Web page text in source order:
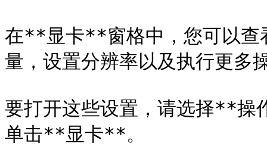
在**显卡**窗格中，您可以查
量，设置分辨率以及执行更多
要打开这些设置，请选择
单击**显卡**。